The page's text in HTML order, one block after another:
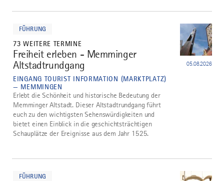
FÜHRUNG
73 WEITERE TERMINE
1
Freiheit erleben - Memminger
Altstadtrundgang
EINGANG TOURIST INFORMATION (MARKTPLATZ)
— MEMMINGEN
05.08.2026
Erlebt die Schönheit und historische Bedeutung der
Memminger Altstadt. Dieser Altstadtrundgang führt
euch zu den wichtigsten Sehenswürdigkeiten und
bietet einen Einblick in die geschichtsträchtigen
Schauplätze der Ereignisse aus dem Jahr 1525.
FÜHRUNG